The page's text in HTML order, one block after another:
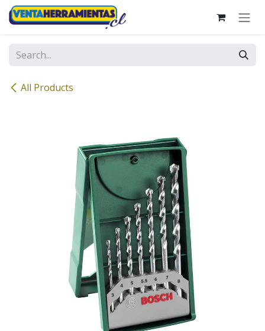
Skip to Content
All Products